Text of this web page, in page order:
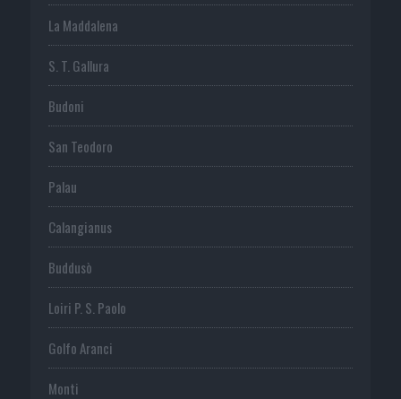
La Maddalena
S. T. Gallura
Budoni
San Teodoro
Palau
Calangianus
Buddusò
Loiri P. S. Paolo
Golfo Aranci
Monti